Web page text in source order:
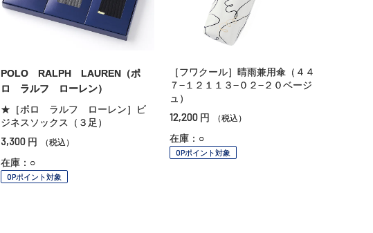
POLO RALPH LAUREN（ポ
ロ ラルフ ローレン）
★［ポロ ラルフ ローレン］ビ
ジネスソックス（３足）
3,300 円 （税込）
在庫：○
OPポイント対象
［フワクール］晴雨兼用傘（４４
７−１２１１３−０２−２０ベージ
ュ）
12,200 円 （税込）
在庫：○
OPポイント対象